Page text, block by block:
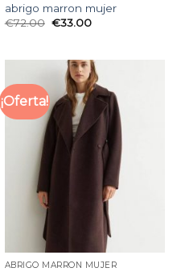
abrigo marron mujer
€72.00 €33.00
¡Oferta!
ABRIGO MARRON MUJER